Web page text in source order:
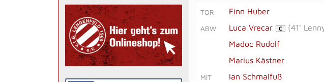
TOR Finn Huber
ABW Luca Vrecar C (41'
Madoc Rudolf
Marius Kästner
MIT
Ian Schmalfuß